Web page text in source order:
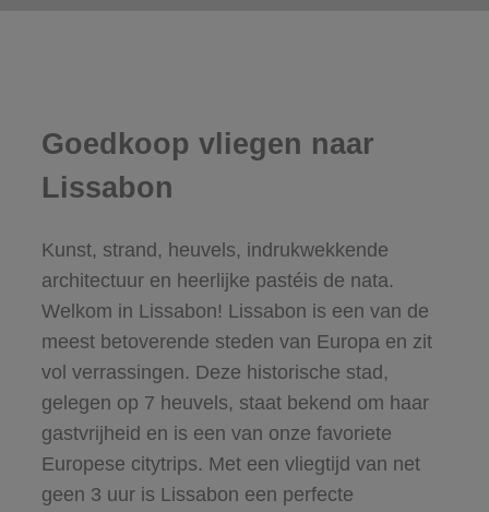
Goedkoop vliegen naar
Lissabon
Kunst, strand, heuvels, indrukwekkende
architectuur en heerlijke pastéis de nata.
Welkom in Lissabon! Lissabon is een van de
meest betoverende steden van Europa en zit
vol verrassingen. Deze historische stad,
gelegen op 7 heuvels, staat bekend om haar
gastvrijheid en is een van onze favoriete
Europese citytrips. Met een vliegtijd van net
geen 3 uur is Lissabon een perfecte